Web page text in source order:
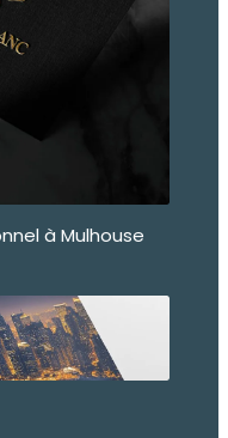
à Mulhouse